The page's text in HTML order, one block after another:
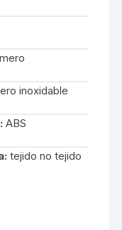
inoxidable
ABS
tejido no tejido